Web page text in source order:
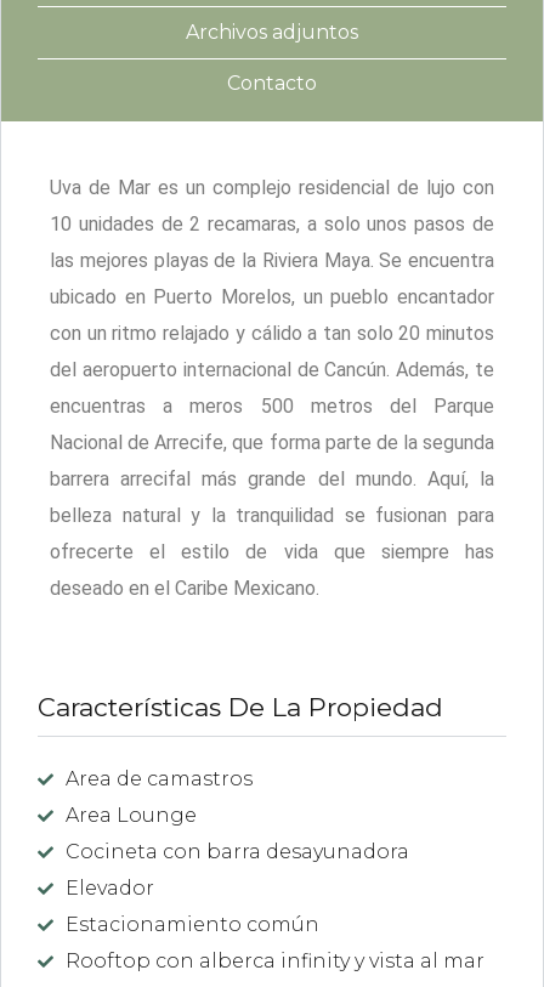
Archivos adjuntos
Contacto
Uva de Mar es un complejo residencial de lujo con
10 unidades de 2 recamaras, a solo unos pasos de
las mejores playas de la Riviera Maya. Se encuentra
ubicado en Puerto Morelos, un pueblo encantador
con un ritmo relajado y cálido a tan solo 20 minutos
del aeropuerto internacional de Cancún. Además, te
encuentras a meros 500 metros del Parque
Nacional de Arrecife, que forma parte de la segunda
barrera arrecifal más grande del mundo. Aquí, la
belleza natural y la tranquilidad se fusionan para
ofrecerte el estilo de vida que siempre has
deseado en el Caribe Mexicano.
Características De La Propiedad
Area de camastros
Area Lounge
Cocineta con barra desayunadora
Elevador
Estacionamiento común
Rooftop con alberca infinity y vista al mar